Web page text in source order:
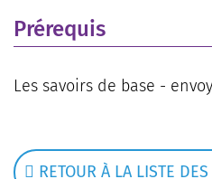
Prérequis
Les savoirs de base -
RETOUR À LA LISTE DES